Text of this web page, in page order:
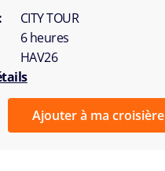
CITY TOUR
6 heures
HAV26
Ajouter à ma croisière